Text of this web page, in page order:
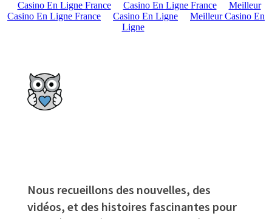
Casino En Ligne France Casino En Ligne France
Meilleur
Casino En Ligne France
Casino En Ligne
Meilleur Casino En
Ligne
Nous recueillons des nouvelles, des
vidéos, et des histoires fascinantes pour